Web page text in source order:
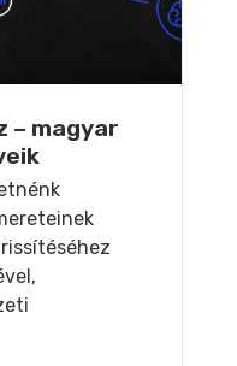
– magyar